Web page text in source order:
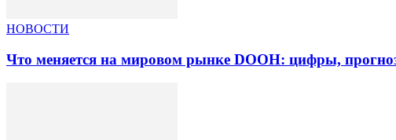
НОВОСТИ
Что меняется на мировом рынке DOOH: цифры,